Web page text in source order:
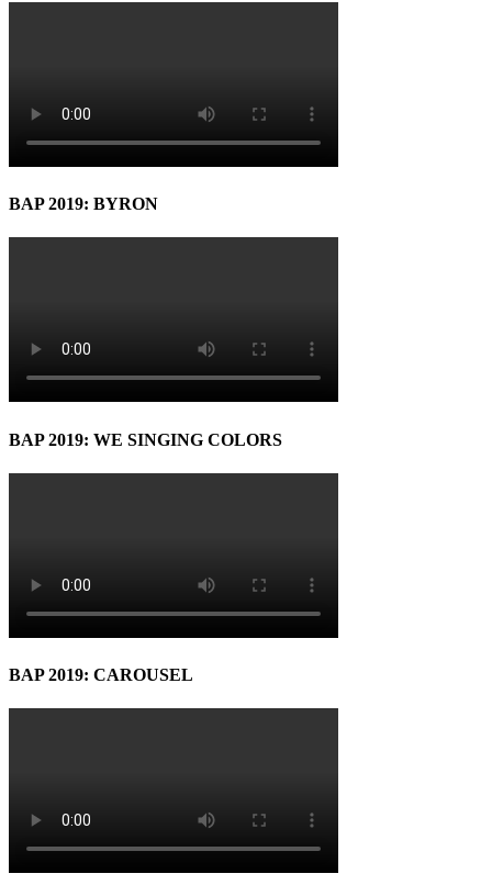
BAP 2019: BYRON
BAP 2019: WE SINGING COLORS
BAP 2019: CAROUSEL